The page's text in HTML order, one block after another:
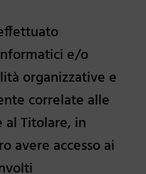
e/o
organizzative e
correlate alle
Titolare, in
avere accesso ai